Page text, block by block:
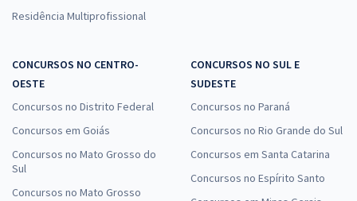
Residência Multiprofissional
CONCURSOS NO CENTRO-
OESTE
Concursos no Distrito Federal
Concursos em Goiás
Concursos no Mato Grosso do
Sul
Concursos no Mato Grosso
CONCURSOS NO SUL E
SUDESTE
Concursos no Paraná
Concursos no Rio Grande do Sul
Concursos em Santa Catarina
Concursos no Espírito Santo